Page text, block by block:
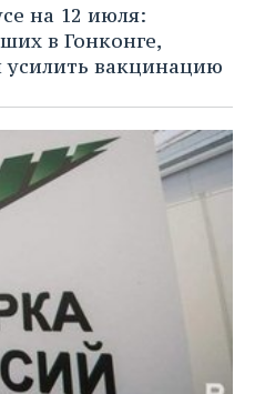
на 12 июля:
в Гонконге,
вакцинацию